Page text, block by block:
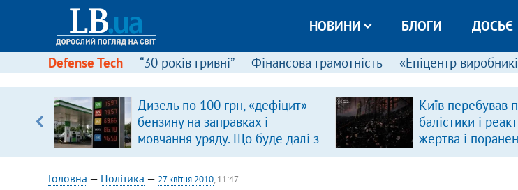
НОВИНИ БЛОГИ ДОСЬЄ
Defense Tech “30 років гривні” Фінансова грамотність «Епіцентр
Дизель по 100 грн, «дефіцит»
бензину на заправках і
мовчання уряду. Що буде далі з
цінами на пальне?
Київ перебував
балістики і
жертва і
Головна — Політика — 27 квітня 2010, 11:47